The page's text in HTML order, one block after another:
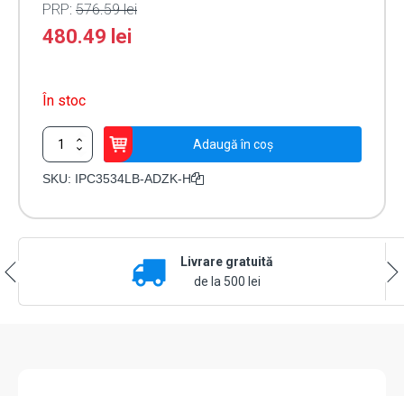
PRP: 576.59lei
480.49 lei
În stoc
Cantitate
Camera
IP
Adaugă în coș
SKU: IPC3534LB-ADZK-H
Livrare gratuită
de la 500 lei